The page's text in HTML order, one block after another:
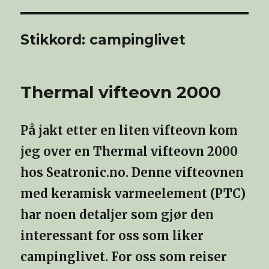
Stikkord: campinglivet
Thermal vifteovn 2000
På jakt etter en liten vifteovn kom
jeg over en Thermal vifteovn 2000
hos Seatronic.no. Denne vifteovnen
med keramisk varmeelement (PTC)
har noen detaljer som gjør den
interessant for oss som liker
campinglivet. For oss som reiser